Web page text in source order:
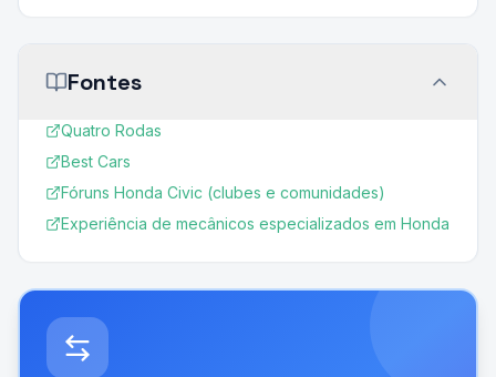
Fontes
Quatro Rodas
Best Cars
Fóruns Honda Civic (clubes e comunidades)
Experiência de mecânicos especializados em Honda